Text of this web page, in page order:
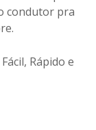
condutor pra
Rápido e